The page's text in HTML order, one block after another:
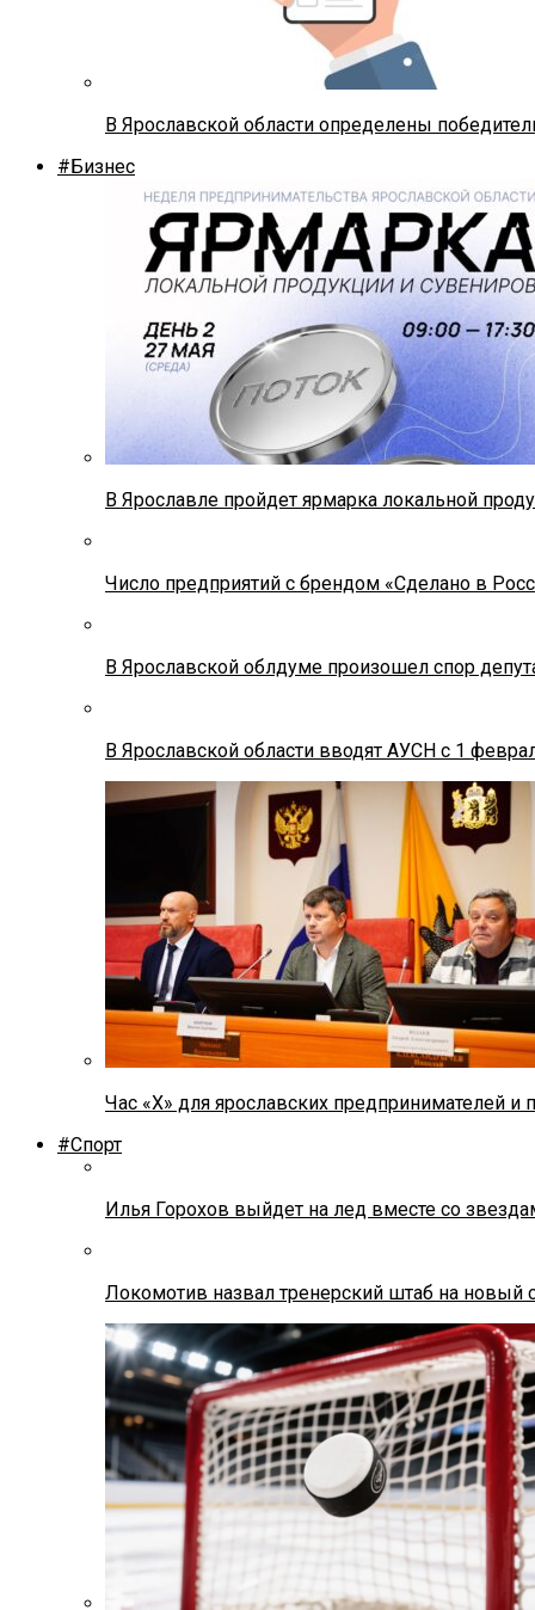
В Ярославской области определены
#Бизнес
В Ярославле пройдет ярмарка локальной
Число предприятий с брендом «Сделано в
В Ярославской облдуме произошел спор
В Ярославской области вводят АУСН с 1
Час «Х» для ярославских предпринимателей и
#Спорт
Илья Горохов выйдет на лед вместе со
Локомотив назвал тренерский штаб на новый